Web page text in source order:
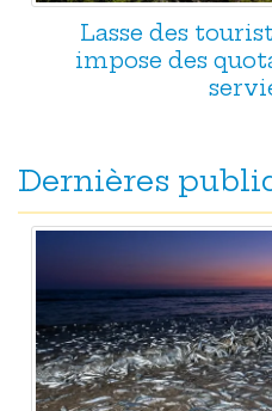
Lasse des
impose des
Dernières